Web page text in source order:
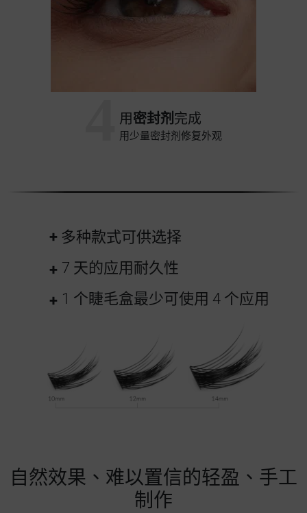
用 密封剂完成
用少量密封剂修复外观
多种款式可供选择
7 天的应用耐久性
1 个睫毛盒最少可使用 4 个应用
自然效果、难以置信的轻盈、手工
制作